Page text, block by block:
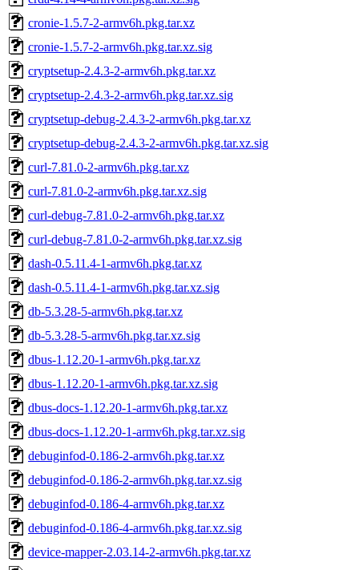
cronie-1.5.7-2-armv6h.pkg.tar.xz
cronie-1.5.7-2-armv6h.pkg.tar.xz.sig
cryptsetup-2.4.3-2-armv6h.pkg.tar.xz
cryptsetup-2.4.3-2-armv6h.pkg.tar.xz.sig
cryptsetup-debug-2.4.3-2-armv6h.pkg.tar.xz
cryptsetup-debug-2.4.3-2-armv6h.pkg.tar.xz.sig
curl-7.81.0-2-armv6h.pkg.tar.xz
curl-7.81.0-2-armv6h.pkg.tar.xz.sig
curl-debug-7.81.0-2-armv6h.pkg.tar.xz
curl-debug-7.81.0-2-armv6h.pkg.tar.xz.sig
dash-0.5.11.4-1-armv6h.pkg.tar.xz
dash-0.5.11.4-1-armv6h.pkg.tar.xz.sig
db-5.3.28-5-armv6h.pkg.tar.xz
db-5.3.28-5-armv6h.pkg.tar.xz.sig
dbus-1.12.20-1-armv6h.pkg.tar.xz
dbus-1.12.20-1-armv6h.pkg.tar.xz.sig
dbus-docs-1.12.20-1-armv6h.pkg.tar.xz
dbus-docs-1.12.20-1-armv6h.pkg.tar.xz.sig
debuginfod-0.186-2-armv6h.pkg.tar.xz
debuginfod-0.186-2-armv6h.pkg.tar.xz.sig
debuginfod-0.186-4-armv6h.pkg.tar.xz
debuginfod-0.186-4-armv6h.pkg.tar.xz.sig
device-mapper-2.03.14-2-armv6h.pkg.tar.xz